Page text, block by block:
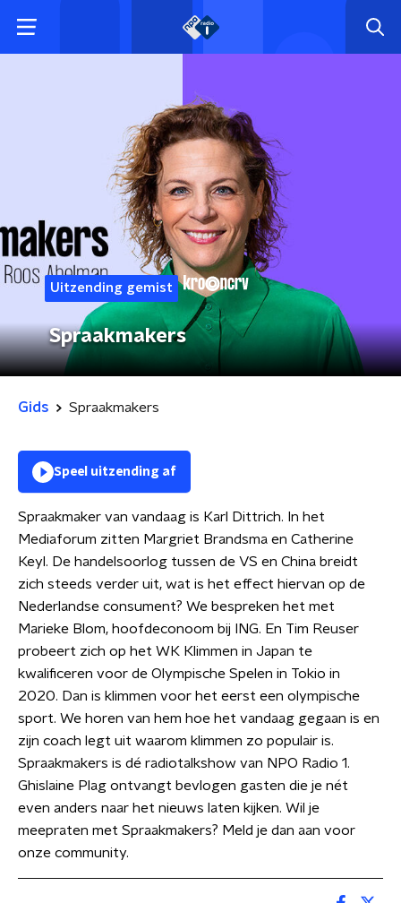
Uitzending gemist
Spraakmakers
Gids Spraakmakers
Speel uitzending af
Spraakmaker van vandaag is Karl Dittrich. In het
Mediaforum zitten Margriet Brandsma en Catherine
Keyl. De handelsoorlog tussen de VS en China breidt
zich steeds verder uit, wat is het effect hiervan op de
Nederlandse consument? We bespreken het met
Marieke Blom, hoofdeconoom bij ING. En Tim Reuser
probeert zich op het WK Klimmen in Japan te
kwalificeren voor de Olympische Spelen in Tokio in
2020. Dan is klimmen voor het eerst een olympische
sport. We horen van hem hoe het vandaag gegaan is en
zijn coach legt uit waarom klimmen zo populair is.
Spraakmakers is dé radiotalkshow van NPO Radio 1.
Ghislaine Plag ontvangt bevlogen gasten die je nét
even anders naar het nieuws laten kijken. Wil je
meepraten met Spraakmakers? Meld je dan aan voor
onze community.